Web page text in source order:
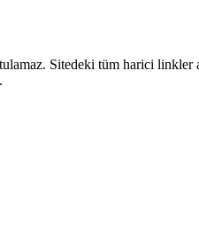
Sitedeki tüm harici linkler